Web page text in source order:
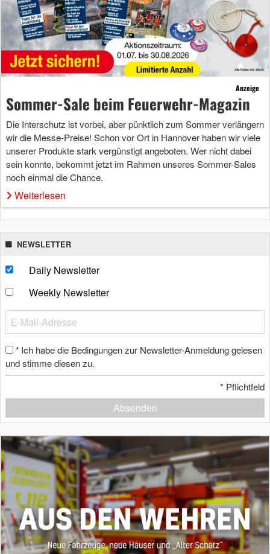
Anzeige
Sommer-Sale beim Feuerwehr-Magazin
Die Interschutz ist vorbei, aber pünktlich zum Sommer verlängern
wir die Messe-Preise! Schon vor Ort in Hannover haben wir viele
unserer Produkte stark vergünstigt angeboten. Wer nicht dabei
sein konnte, bekommt jetzt im Rahmen unseres Sommer-Sales
noch einmal die Chance.
Weiterlesen
NEWSLETTER
Daily Newsletter
Weekly Newsletter
* Ich habe die Bedingungen zur Newsletter-Anmeldung gelesen
und stimme diesen zu.
* Pflichtfeld
Absenden